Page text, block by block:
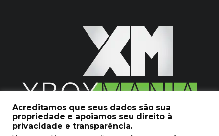
2020 © Xboxmania. Todos os Direitos Reservados.
Acreditamos que seus dados são sua
propriedade e apoiamos seu direito à
privacidade e transparência.